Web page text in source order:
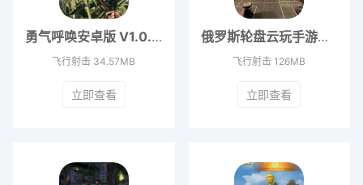
勇气呼唤安卓版 V1.0.46
飞行射击 34.57MB
立即查看
俄罗斯轮盘云玩手游安卓版 v0.2
飞行射击 126MB
立即查看